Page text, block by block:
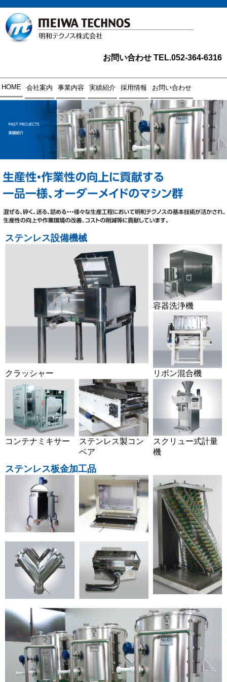
お問い合わせ TEL.052-364-6316
HOME 会社案内 事業内容 実績紹介 採用情報 お問い合わせ
ステンレス設備機械
容器洗浄機
クラッシャー リボン混合機
コンテナミキサー
ステンレス製コン
ベア
スクリュー式計量
機
ステンレス板金加工品